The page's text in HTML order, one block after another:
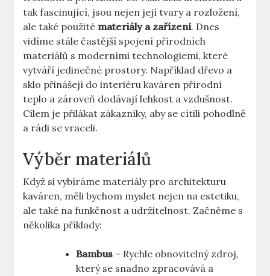
tak fascinující, jsou nejen její tvary a rozložení,
ale také použité materiály a zařízení. Dnes
vidíme stále častější spojení přírodních
materiálů s moderními technologiemi, které
vytváří jedinečné prostory. Například dřevo a
sklo přinášejí do interiéru kaváren přírodní
teplo a zároveň dodávají lehkost a vzdušnost.
Cílem je přilákat zákazníky, aby se cítili pohodlně
a rádi se vraceli.
Výběr materiálů
Když si vybíráme materiály pro architekturu
kaváren, měli bychom myslet nejen na estetiku,
ale také na funkčnost a udržitelnost. Začněme s
několika příklady:
Bambus – Rychle obnovitelný zdroj,
který se snadno zpracovává a